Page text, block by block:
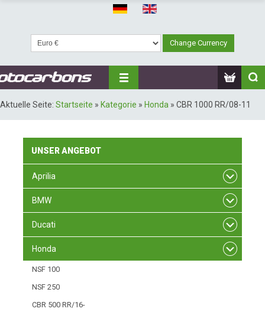
Aktuelle Seite: Startseite » Kategorie » Honda » CBR 1000 RR/08-11
UNSERANGEBOT
Aprilia
BMW
Ducati
Honda
NSF 100
NSF 250
CBR 500 RR/16-